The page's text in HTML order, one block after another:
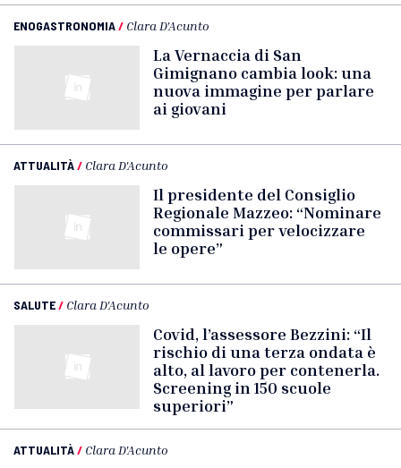
ENOGASTRONOMIA/ Clara D'Acunto
La Vernaccia di San
Gimignano cambia look: una
nuova immagine per parlare
ai giovani
ATTUALITÀ/ Clara D'Acunto
Il presidente del Consiglio
Regionale Mazzeo: “Nominare
commissari per velocizzare
le opere”
SALUTE/ Clara D'Acunto
Covid, l’assessore Bezzini: “Il
rischio di una terza ondata è
alto, al lavoro per contenerla.
Screening in 150 scuole
superiori”
ATTUALITÀ/ Clara D'Acunto